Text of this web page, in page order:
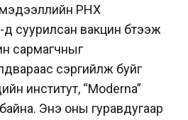
мэдээллийн РНХ
д суурилсан вакцин бүтээж
сармагчныг
сэргийлж буйг
институт, “Moderna”
Энэ оны гуравдугаар